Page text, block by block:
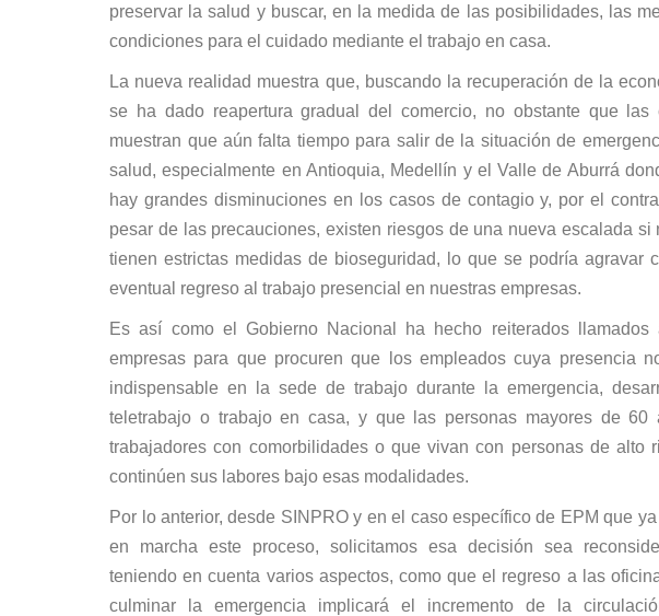
preservar la salud y buscar, en la medida de las posibilidades, las
condiciones para el cuidado mediante el trabajo en casa.
La nueva realidad muestra que, buscando la recuperación de la
se ha dado reapertura gradual del comercio, no obstante que las
muestran que aún falta tiempo para salir de la situación de
salud, especialmente en Antioquia, Medellín y el Valle de Aburrá
hay grandes disminuciones en los casos de contagio y, por el
pesar de las precauciones, existen riesgos de una nueva escalada si
tienen estrictas medidas de bioseguridad, lo que se podría agravar
eventual regreso al trabajo presencial en nuestras empresas.
Es así como el Gobierno Nacional ha hecho reiterados llamados
empresas para que procuren que los empleados cuya presencia
indispensable en la sede de trabajo durante la emergencia,
teletrabajo o trabajo en casa, y que las personas mayores de 60
trabajadores con comorbilidades o que vivan con personas de alto
continúen sus labores bajo esas modalidades.
Por lo anterior, desde SINPRO y en el caso específico de EPM que
en marcha este proceso, solicitamos esa decisión sea
teniendo en cuenta varios aspectos, como que el regreso a las
culminar la emergencia implicará el incremento de la